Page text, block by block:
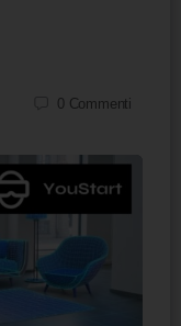
0 Commenti